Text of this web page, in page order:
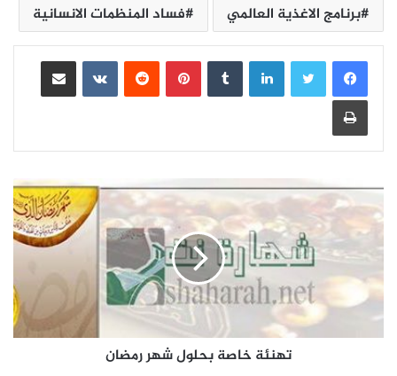
برنامج الاغذية العالمي
فساد المنظمات الانسانية
لينكدإن بينتيريست
مشاركة عبر البريد
طباعة
تهنئة خاصة بحلول شهر رمضان